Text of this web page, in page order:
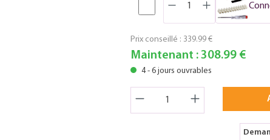
Prix conseillé : 339.99 €
Maintenant : 308.99 €
4 - 6 jours ouvrables